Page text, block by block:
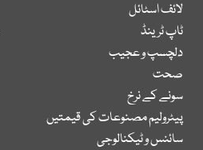
لائف اسٹائل
ٹاپ ٹرینڈ
دلچسپ و عجیب
صحت
سونے کے نرخ
پیٹرولیم مصنوعات کی قیمتیں
سائنس و ٹیکنالوجی